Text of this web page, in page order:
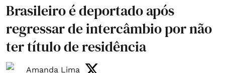
Brasileiro é deportado após
regressar de intercâmbio por não
ter título de residência
Amanda Lima